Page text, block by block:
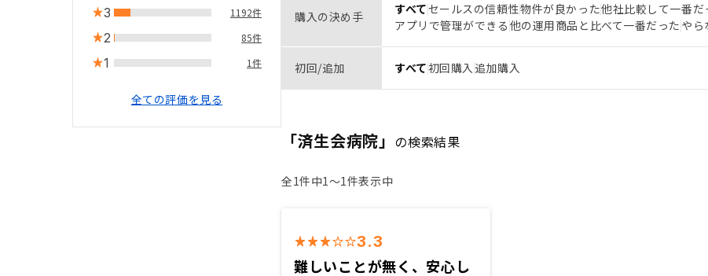
3 1192件
2 85件
1 1件
全ての評価を見る
購入の決め手 すべてセールスの信頼性物件が良かった他社比較して一番だ
アプリで管理ができる 他の運用商品と比べて一番だった やら
初回/追加 すべて初回購入 追加購入
「済生会病院」 の検索結果
全1件中1〜1件表示中
3.3
難しいことが無く、安心し